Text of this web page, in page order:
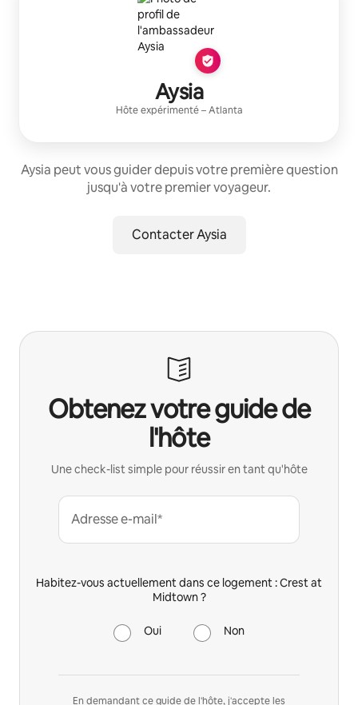
Aysia
Hôte expérimenté–Atlanta
Aysia peut vous guider depuis votre première question
jusqu'à votre premier voyageur.
Contacter Aysia
Obtenez votre guide de
l'hôte
Une check-list simple pour réussir en tant qu'hôte
Adresse e-mail*
Habitez-vous actuellement dans ce logement : Crest at
Midtown ?
Oui Non
En demandant ce guide de l'hôte, j'accepte les